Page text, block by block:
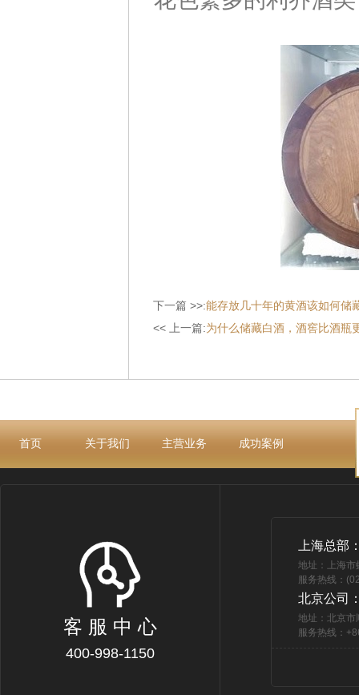
下一篇 >>:能存放几十年的黄酒该如何储
<< 上一篇:为什么储藏白酒，酒窖比酒瓶
首页 关于我们 主营业务 成功案例
客 服 中 心
400-998-1150
上海总部
地址：上海
服务热线：
北京公司
地址：北京市
服务热线：